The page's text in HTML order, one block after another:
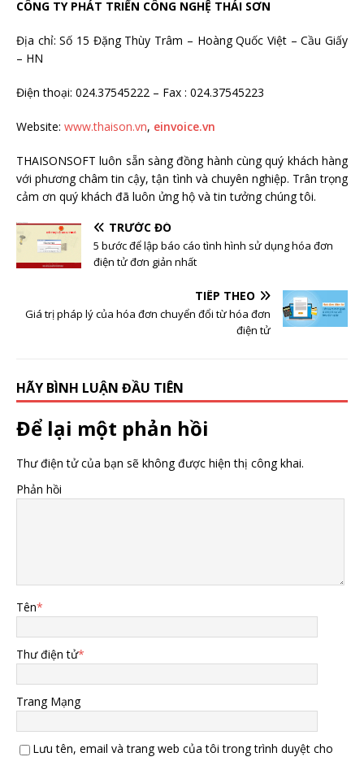
CÔNG TY PHÁT TRIỂN CÔNG NGHỆ THÁI SƠN
Địa chỉ: Số 15 Đặng Thùy Trâm – Hoàng Quốc Việt – Cầu Giấy
– HN
Điện thoại: 024.37545222 – Fax : 024.37545223
Website: www.thaison.vn, einvoice.vn
THAISONSOFT luôn sẵn sàng đồng hành cùng quý khách hàng
với phương châm tin cậy, tận tình và chuyên nghiệp. Trân trọng
cảm ơn quý khách đã luôn ửng hộ và tin tưởng chúng tôi.
TRƯỚC ĐÓ
5 bước để lập báo cáo tình hình sử dụng hóa đơn
điện tử đơn giản nhất
TIẾP THEO
Giá trị pháp lý của hóa đơn chuyển đổi từ hóa đơn
điện tử
HÃY BÌNH LUẬN ĐẦU TIÊN
Để lại một phản hồi
Thư điện tử của bạn sẽ không được hiện thị công khai.
Phản hồi
Tên*
Thư điện tử*
Trang Mạng
Lưu tên, email và trang web của tôi trong trình duyệt cho